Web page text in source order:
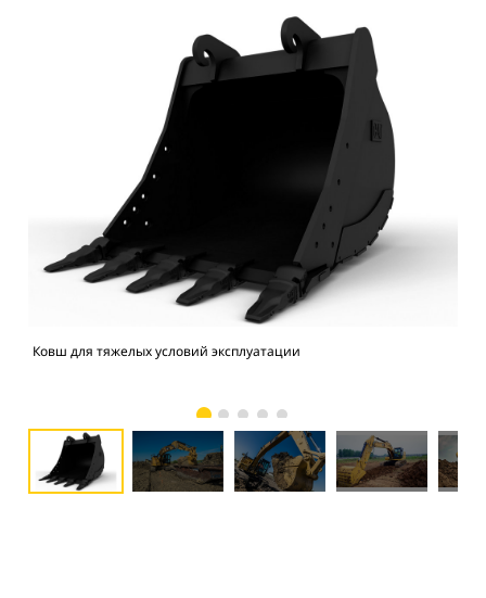
Ковш для тяжелых условий эксплуатации